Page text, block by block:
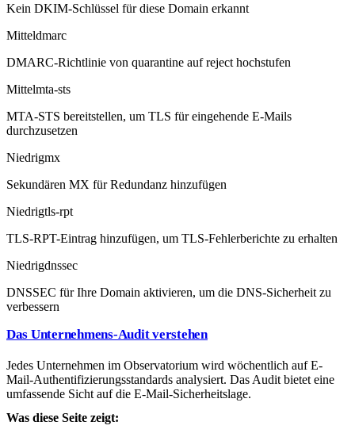
Kein DKIM-Schlüssel für diese Domain erkannt
Mitteldmarc
DMARC-Richtlinie von quarantine auf reject hochstufen
Mittelmta-sts
MTA-STS bereitstellen, um TLS für eingehende E-Mails
durchzusetzen
Niedrigmx
Sekundären MX für Redundanz hinzufügen
Niedrigtls-rpt
TLS-RPT-Eintrag hinzufügen, um TLS-Fehlerberichte zu erhalten
Niedrigdnssec
DNSSEC für Ihre Domain aktivieren, um die DNS-Sicherheit zu
verbessern
Das Unternehmens-Audit verstehen
Jedes Unternehmen im Observatorium wird wöchentlich auf E-
Mail-Authentifizierungsstandards analysiert. Das Audit bietet eine
umfassende Sicht auf die E-Mail-Sicherheitslage.
Was diese Seite zeigt: